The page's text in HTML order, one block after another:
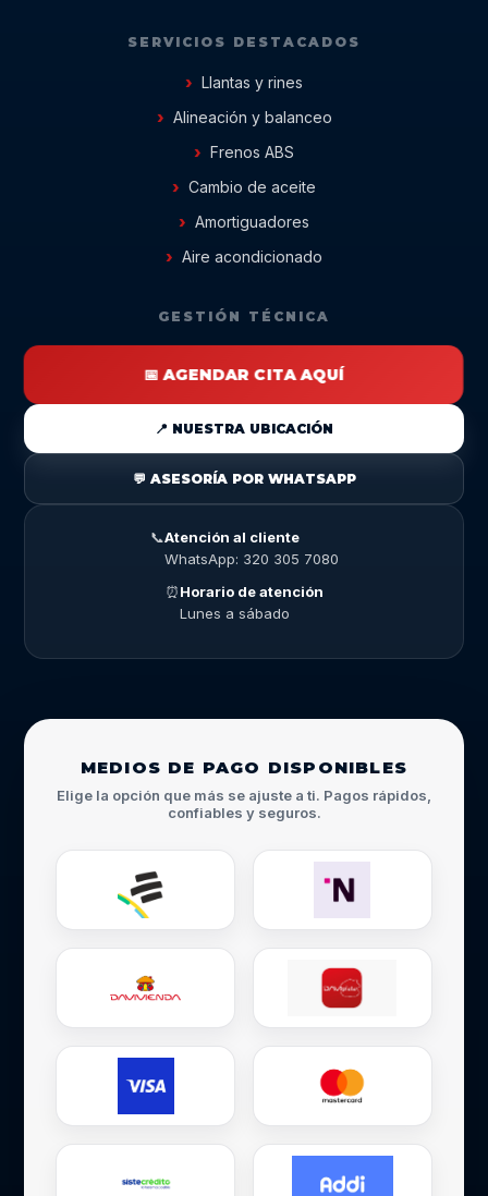
SERVICIOS DESTACADOS
Llantas y rines
Alineación y balanceo
Frenos ABS
Cambio de aceite
Amortiguadores
Aire acondicionado
GESTIÓN TÉCNICA
📅 AGENDAR CITA AQUÍ
📍 NUESTRA UBICACIÓN
💬 ASESORÍA POR WHATSAPP
📞Atención al cliente
WhatsApp: 320 305 7080
⏰Horario de atención
Lunes a sábado
MEDIOS DE PAGO DISPONIBLES
Elige la opción que más se ajuste a ti. Pagos rápidos,
confiables y seguros.